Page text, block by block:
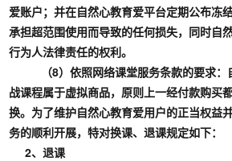
爱账户；并在自然心教育爱平台定期公布冻
承担超范围使用而导致的任何损失，同时自
行为人法律责任的权利。
（8）依照网络课堂服务条款的要求：
战课程属于虚拟商品，原则上一经付款购买
换。为了维护自然心教育爱用户的正当权益
务的顺利开展，特对换课、退课规定如下：
2、退课